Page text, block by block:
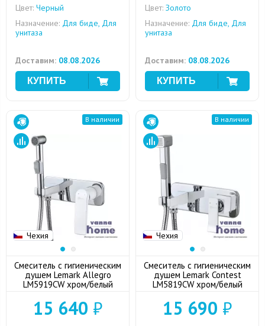
Цвет: Черный
Назначение: Для биде, Для
унитаза
Доставим: 08.08.2026
Цвет: Золото
Назначение: Для биде, Для
унитаза
Доставим: 08.08.2026
Чехия
В наличии
Смеситель с гигиеническим
душем Lemark Allegro
LM5919CW хром/белый
15 640 ₽
Чехия
В наличии
Смеситель с гигиеническим
душем Lemark Contest
LM5819CW хром/белый
15 690 ₽